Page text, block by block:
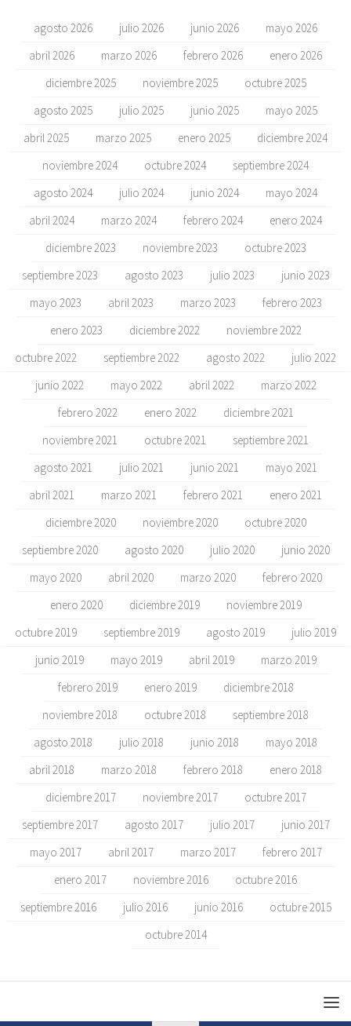
agosto 2026 julio 2026 junio 2026
mayo 2026
abril 2026
marzo 2026 febrero 2026
enero 2026
diciembre 2025
noviembre 2025
octubre 2025
agosto 2025
julio 2025 junio 2025
mayo 2025
abril 2025
marzo 2025 enero 2025
diciembre 2024
noviembre 2024
octubre 2024
septiembre 2024
agosto 2024
julio 2024 junio 2024
mayo 2024
abril 2024
marzo 2024 febrero 2024
enero 2024
diciembre 2023
noviembre 2023
octubre 2023
septiembre 2023
agosto 2023 julio 2023
junio 2023
mayo 2023
abril 2023 marzo 2023
febrero 2023
enero 2023
diciembre 2022
noviembre 2022
octubre 2022
septiembre 2022 agosto 2022
julio 2022
junio 2022
mayo 2022 abril 2022
marzo 2022
febrero 2022
enero 2022
diciembre 2021
noviembre 2021
octubre 2021
septiembre 2021
agosto 2021
julio 2021 junio 2021
mayo 2021
abril 2021
marzo 2021 febrero 2021
enero 2021
diciembre 2020
noviembre 2020
octubre 2020
septiembre 2020
agosto 2020 julio 2020
junio 2020
mayo 2020
abril 2020 marzo 2020
febrero 2020
enero 2020
diciembre 2019
noviembre 2019
octubre 2019
septiembre 2019 agosto 2019
julio 2019
junio 2019
mayo 2019 abril 2019
marzo 2019
febrero 2019
enero 2019
diciembre 2018
noviembre 2018
octubre 2018
septiembre 2018
agosto 2018
julio 2018 junio 2018
mayo 2018
abril 2018
marzo 2018 febrero 2018
enero 2018
diciembre 2017
noviembre 2017
octubre 2017
septiembre 2017
agosto 2017 julio 2017
junio 2017
mayo 2017
abril 2017 marzo 2017
febrero 2017
enero 2017
noviembre 2016
octubre 2016
septiembre 2016
julio 2016 junio 2016
octubre 2015
octubre 2014